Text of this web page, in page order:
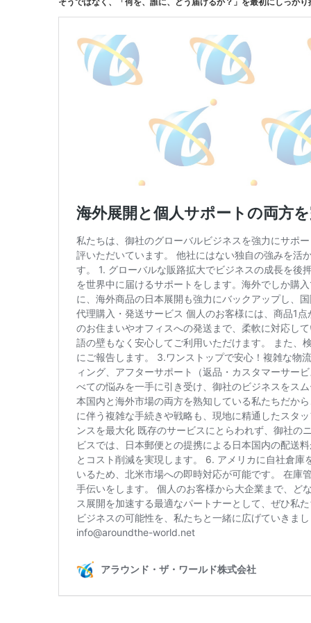
そうではなく、「何を、誰に、どう届けるか？」を最初にしっか